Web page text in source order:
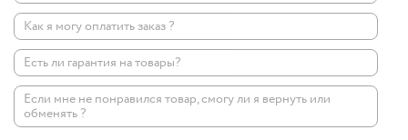
Как я могу оплатить заказ ?
Есть ли гарантия на товары?
Если мне не понравился товар, смогу ли я вернуть или
обменять ?